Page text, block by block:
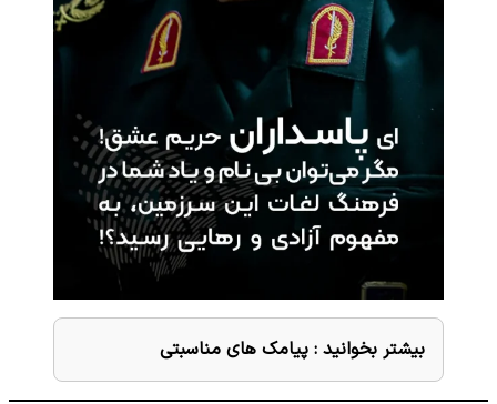
بیشتر بخوانید : پیامک های مناسبتی